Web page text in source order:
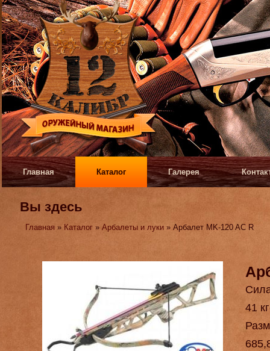
Главная Каталог Галерея
Вы здесь
Главная » Каталог »Арбалеты и луки » Арбалет MK-120 AC R
41